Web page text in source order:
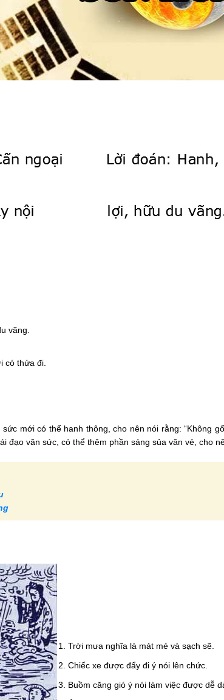
vãng.
có thửa đi.
mới có thể hanh thông, cho nên nói rằng: “Không
đạo văn sức, có thể thêm phần sáng sủa văn vẻ, cho
1. Trời mưa nghĩa là mát mẻ và sạch sẽ.
2. Chiếc xe được đẩy đi ý nói lên chức.
3. Buồm căng gió ý nói làm việc được dễ